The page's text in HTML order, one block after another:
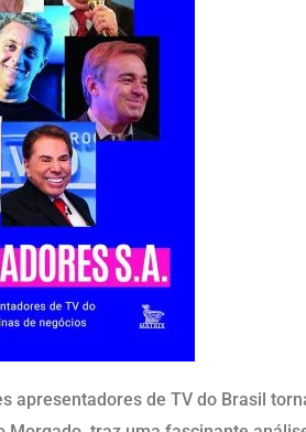
apresentadores de TV do Brasil